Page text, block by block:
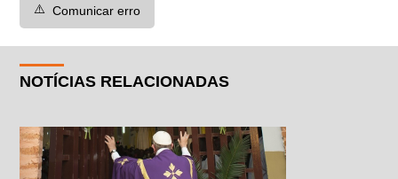
⚠️ Comunicar erro
NOTÍCIAS RELACIONADAS